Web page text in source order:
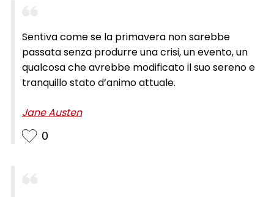
Sentiva come se la primavera non sarebbe
passata senza produrre una crisi, un evento, un
qualcosa che avrebbe modificato il suo sereno e
tranquillo stato d’animo attuale.
Jane Austen
0